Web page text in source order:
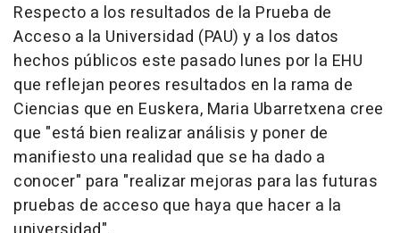
Respecto a los resultados de la Prueba de
Acceso a la Universidad (PAU) y a los datos
hechos públicos este pasado lunes por la EHU
que reflejan peores resultados en la rama de
Ciencias que en Euskera, Maria Ubarretxena cree
que "está bien realizar análisis y poner de
manifiesto una realidad que se ha dado a
conocer" para "realizar mejoras para las futuras
pruebas de acceso que haya que hacer a la